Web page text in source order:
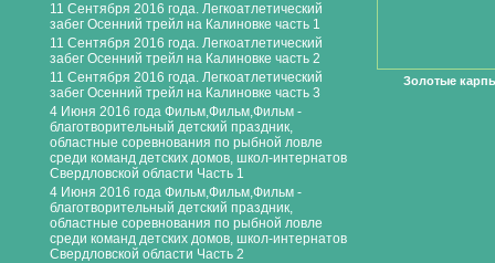
11 Сентября 2016 года. Легкоатлетический
забег Осенний трейл на Калиновке часть 1
11 Сентября 2016 года. Легкоатлетический
забег Осенний трейл на Калиновке часть 2
11 Сентября 2016 года. Легкоатлетический
забег Осенний трейл на Калиновке часть 3
4 Июня 2016 года Фильм,Фильм,Фильм -
благотворительный детский праздник,
областные соревнования по рыбной ловле
среди команд детских домов, школ-интернатов
Свердловской области Часть 1
4 Июня 2016 года Фильм,Фильм,Фильм -
благотворительный детский праздник,
областные соревнования по рыбной ловле
среди команд детских домов, школ-интернатов
Свердловской области Часть 2
Золотые